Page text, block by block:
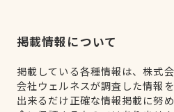
掲載情報について
掲載している各種情報は、株式
会社ウェルネスが調査した情報
出来るだけ正確な情報掲載に努